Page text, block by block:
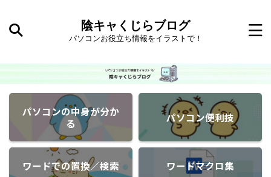
陰キャくじらブログ
パソコンお役立ち情報をイラストで！
パソコンの中身が分か
る
パソコン便利技
ワードでの置換／検索 ワードマクロ集